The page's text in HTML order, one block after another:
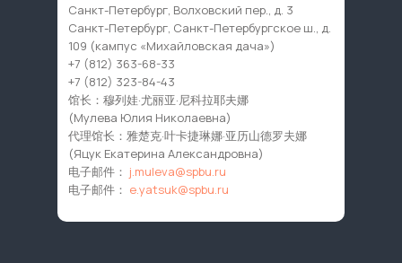
Санкт-Петербург, Волховский пер., д. 3
Санкт-Петербург, Санкт-Петербургское ш., д.
109 (кампус «Михайловская дача»)
+7 (812) 363-68-33
+7 (812) 323-84-43
馆长：穆列娃·尤丽亚·尼科拉耶夫娜
(Мулева Юлия Николаевна)
代理馆长：雅楚克·叶卡捷琳娜·亚历山德罗夫娜
(Яцук Екатерина Александровна)
电子邮件： j.muleva@spbu.ru
电子邮件： e.yatsuk@spbu.ru